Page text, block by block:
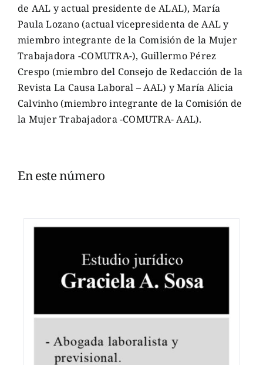
de AAL y actual presidente de ALAL), María
Paula Lozano (actual vicepresidenta de AAL y
miembro integrante de la Comisión de la Mujer
Trabajadora -COMUTRA-), Guillermo Pérez
Crespo (miembro del Consejo de Redacción de la
Revista La Causa Laboral – AAL) y María Alicia
Calvinho (miembro integrante de la Comisión de
la Mujer Trabajadora -COMUTRA- AAL).
En este número